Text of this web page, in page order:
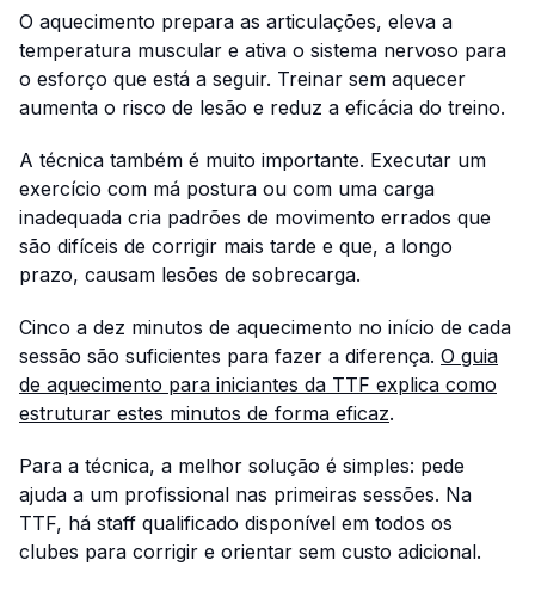
O aquecimento prepara as articulações, eleva a
temperatura muscular e ativa o sistema nervoso para
o esforço que está a seguir. Treinar sem aquecer
aumenta o risco de lesão e reduz a eficácia do treino.
A técnica também é muito importante. Executar um
exercício com má postura ou com uma carga
inadequada cria padrões de movimento errados que
são difíceis de corrigir mais tarde e que, a longo
prazo, causam lesões de sobrecarga.
Cinco a dez minutos de aquecimento no início de cada
sessão são suficientes para fazer a diferença. O guia
de aquecimento para iniciantes da TTF explica como
estruturar estes minutos de forma eficaz.
Para a técnica, a melhor solução é simples: pede
ajuda a um profissional nas primeiras sessões. Na
TTF, há staff qualificado disponível em todos os
clubes para corrigir e orientar sem custo adicional.